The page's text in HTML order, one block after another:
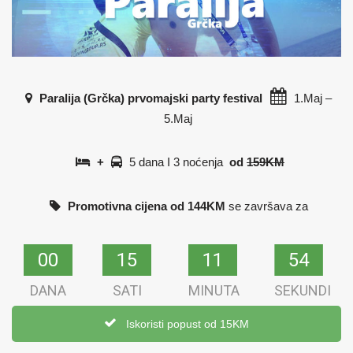
Paralija (Grčka) prvomajski party festival
1.Maj –
5.Maj
+ 5 dana I 3 noćenja od 159KM
Promotivna cijena od 144KM se završava za
00
00
DANA
15
15
SATI
11
11
MINUTA
54
53
SEKUNDI
Iskoristi popust od 15KM